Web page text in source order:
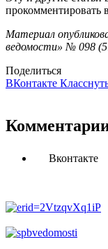
прокомментировать
Материал
ведомости» № 098
Поделиться
ВКонтакте
Вконтакте